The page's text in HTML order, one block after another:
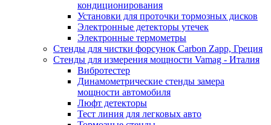
кондиционирования
Установки для проточки тормозных дисков
Электронные детекторы утечек
Электронные термометры
Стенды для чистки форсунок Carbon Zapp, Греция
Стенды для измерения мощности Vamag - Италия
Вибротестер
Динамометрические стенды замера
мощности автомобиля
Люфт детекторы
Тест линия для легковых авто